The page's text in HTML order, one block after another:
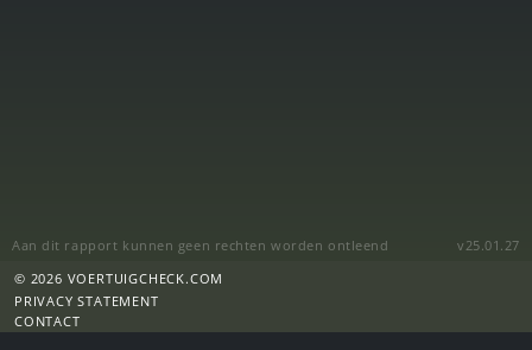
Aan dit rapport kunnen geen rechten worden ontleend
v25.01.27
© 2026 VOERTUIGCHECK.COM
PRIVACY STATEMENT
CONTACT